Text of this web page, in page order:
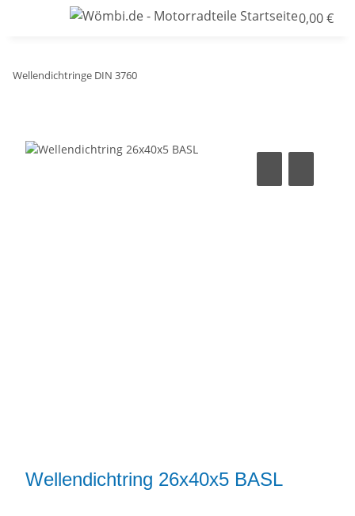
0,00 €
Wellendichtringe DIN 3760
Wellendichtring 26x40x5 BASL